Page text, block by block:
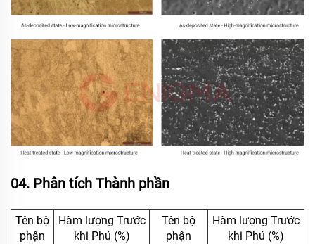
04. Phân tích Thành phần
Tên bộ
phận
Hàm lượng Trước
khi Phủ (%)
Tên bộ
phận
Hàm lượng Trước
khi Phủ (%)